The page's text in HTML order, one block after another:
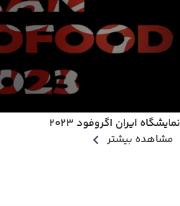
نمایشگاه ایران اگروفود 2023
مشاهده بیشتر